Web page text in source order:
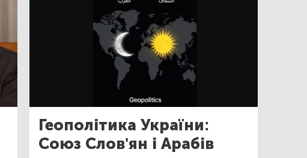
Геополітика України:
Союз Слов'ян і Арабів